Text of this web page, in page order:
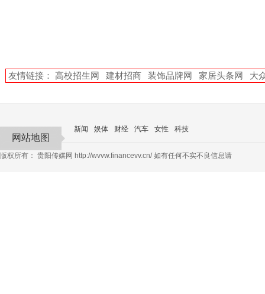
友情链接： 高校招生网 建材招商 装饰品牌网 家居头条网 大
网站地图
新闻 娱体 财经 汽车 女性 科技
版权所有： 贵阳传媒网 http://wvvw.financevv.cn/ 如有任何不实不良信息请